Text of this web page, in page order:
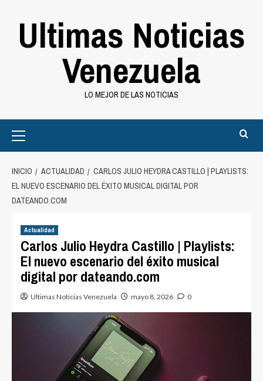
Ultimas Noticias
Venezuela
LO MEJOR DE LAS NOTICIAS
Menu
INICIO ACTUALIDAD
CARLOS JULIO HEYDRA CASTILLO | PLAYLISTS:
EL NUEVO ESCENARIO DEL ÉXITO MUSICAL DIGITAL POR
DATEANDO.COM
Actualidad
Carlos Julio Heydra Castillo | Playlists:
El nuevo escenario del éxito musical
digital por dateando.com
Ultimas Noticias Venezuela mayo 8, 2026 0